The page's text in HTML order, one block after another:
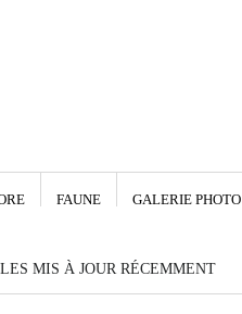
FAUNE GALERIE PHOTO
MIS À JOUR RÉCEMMENT